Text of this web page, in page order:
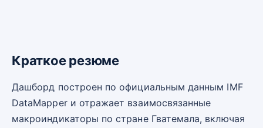
Краткое резюме
Дашборд построен по официальным данным IMF
DataMapper и отражает взаимосвязанные
макроиндикаторы по стране Гватемала, включая